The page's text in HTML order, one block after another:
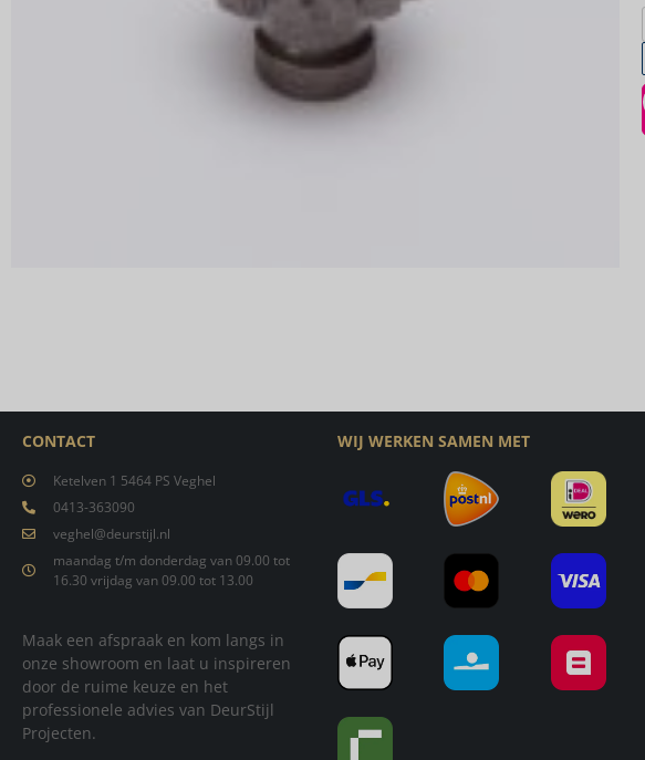
CONTACT
Ketelven 1 5464 PS Veghel
0413-363090
veghel@deurstijl.nl
maandag t/m donderdag van 09.00 tot
16.30 vrijdag van 09.00 tot 13.00
Maak een afspraak en kom langs in
onze showroom en laat u inspireren
door de ruime keuze en het
professionele advies van DeurStijl
Projecten.
WIJ WERKEN SAMEN MET